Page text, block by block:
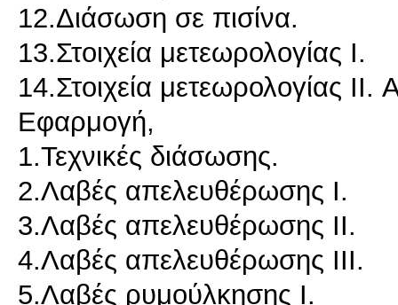
12.Διάσωση σε πισίνα.
13.Στοιχεία μετεωρολογίας I.
14.Στοιχεία μετεωρολογίας
Εφαρμογή,
1.Τεχνικές διάσωσης.
2.Λαβές απελευθέρωσης Ι.
3.Λαβές απελευθέρωσης ΙΙ.
4.Λαβές απελευθέρωσης ΙΙΙ.
5.Λαβές ρυμούλκησης Ι.